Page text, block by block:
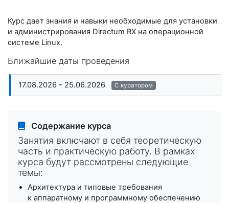
Курс дает знания и навыки необходимые для установки
и администрирования Directum RX на операционной
системе Linux.
Ближайшие даты проведения
17.08.2026 - 25.06.2026 С куратором
Содержание курса
Занятия включают в себя теоретическую
часть и практическую работу. В рамках
курса будут рассмотрены следующие
темы:
Архитектура и типовые требования
к аппаратному и программному обеспечению